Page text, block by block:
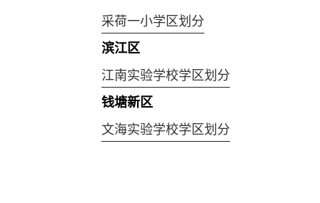
采荷一小学区划分
滨江区
江南实验学校学区划分
钱塘新区
文海实验学校学区划分